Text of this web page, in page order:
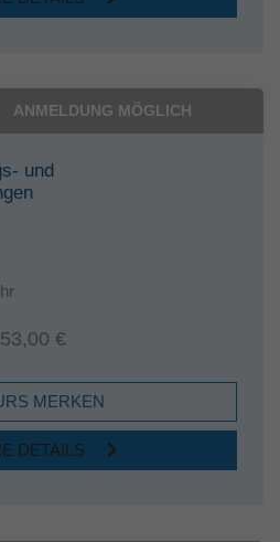
ANMELDUNG MÖGLICH
und
53,00 €
MERKEN
DETAILS